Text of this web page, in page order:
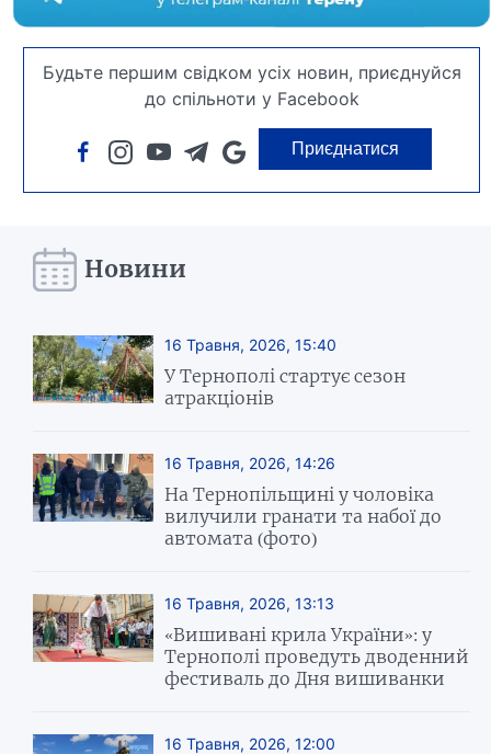
Будьте першим свідком усіх новин, приєднуйся
до спільноти у Facebook
Приєднатися
Новини
16 Травня, 2026, 15:40
У Тернополі стартує сезон
атракціонів
16 Травня, 2026, 14:26
На Тернопільщині у чоловіка
вилучили гранати та набої до
автомата (фото)
16 Травня, 2026, 13:13
«Вишивані крила України»: у
Тернополі проведуть дводенний
фестиваль до Дня вишиванки
16 Травня, 2026, 12:00